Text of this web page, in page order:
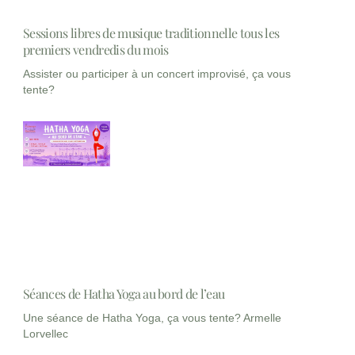
Sessions libres de musique traditionnelle tous les
premiers vendredis du mois
Assister ou participer à un concert improvisé, ça vous
tente?
Séances de Hatha Yoga au bord de l’eau
Une séance de Hatha Yoga, ça vous tente? Armelle
Lorvellec